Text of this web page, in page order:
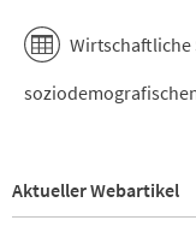
Wirtschaftliche
Aktueller Webartikel